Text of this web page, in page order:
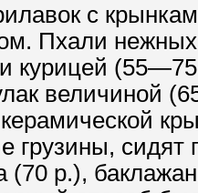
с
Пхали
и курицей
величиной
грузины,
(70 р.),